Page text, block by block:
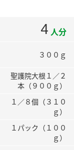
4 人分
３００ｇ
聖護院大根１／２
本（９００ｇ）
１／８個（３１０
ｇ）
１パック（１００
ｇ）